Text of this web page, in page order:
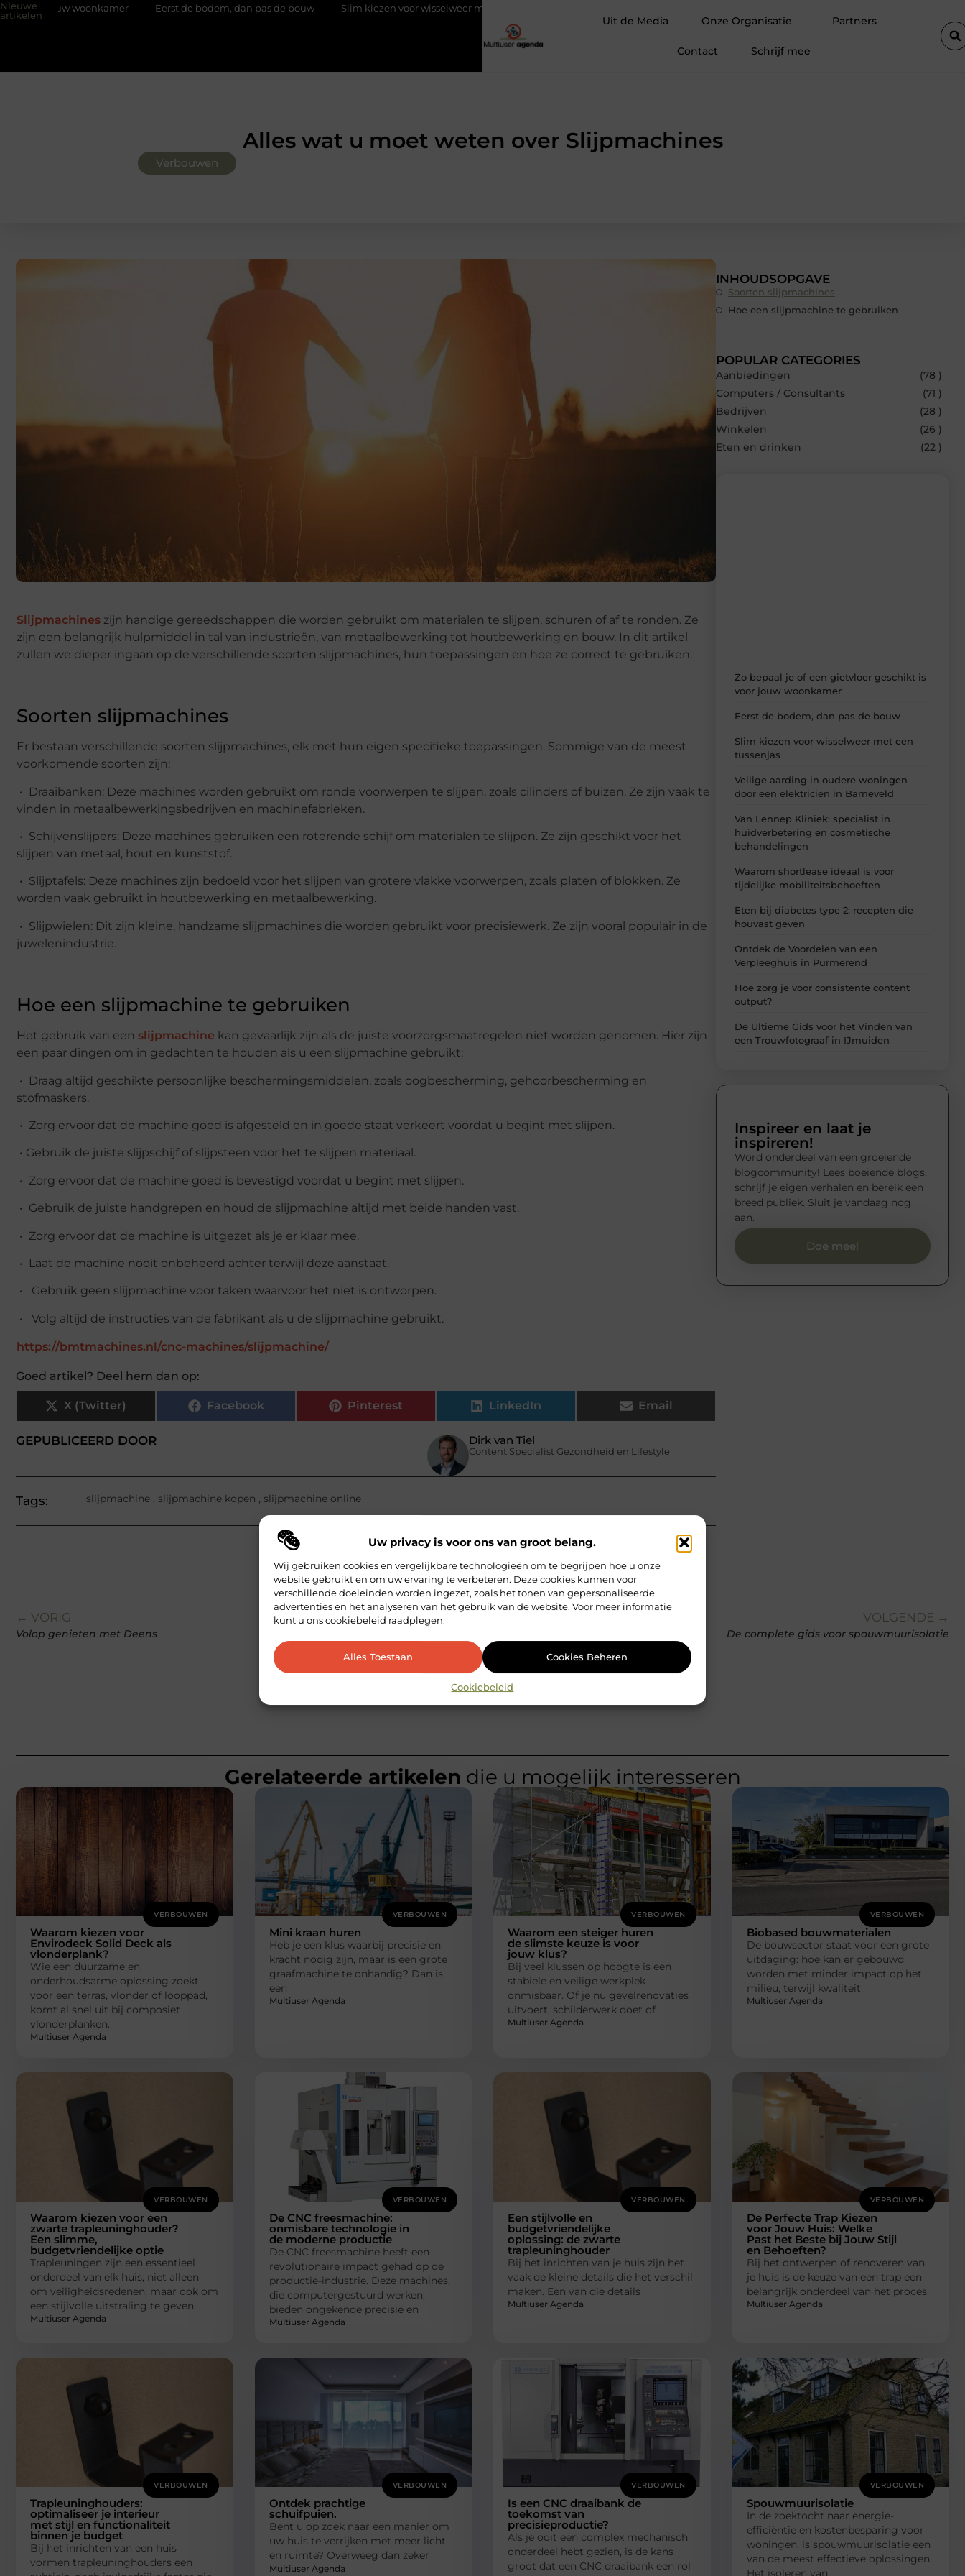
Uw privacy is voor ons van groot belang.
Wij gebruiken cookies en vergelijkbare technologieën om te begrijpen hoe u onze
website gebruikt en om uw ervaring te verbeteren. Deze cookies kunnen voor
verschillende doeleinden worden ingezet, zoals het tonen van gepersonaliseerde
advertenties en het analyseren van het gebruik van de website. Voor meer informatie
kunt u ons cookiebeleid raadplegen.
Alles Toestaan Cookies Beheren
Cookiebeleid
Nieuwe
artikelen
Eerst de bodem, dan pas de bouw Slim kiezen voor wisselweer met een tussenjas
Uit de Media Onze Organisatie Partners
Contact Schrijf mee
Alles wat u moet weten over Slijpmachines
Verbouwen
Slijpmachines zijn handige gereedschappen die worden gebruikt om materialen te slijpen, schuren of af te ronden. Ze
zijn een belangrijk hulpmiddel in tal van industrieën, van metaalbewerking tot houtbewerking en bouw. In dit artikel
zullen we dieper ingaan op de verschillende soorten slijpmachines, hun toepassingen en hoe ze correct te gebruiken.
Soorten slijpmachines
Er bestaan verschillende soorten slijpmachines, elk met hun eigen specifieke toepassingen. Sommige van de meest
voorkomende soorten zijn:
• Draaibanken: Deze machines worden gebruikt om ronde voorwerpen te slijpen, zoals cilinders of buizen. Ze zijn vaak te
vinden in metaalbewerkingsbedrijven en machinefabrieken.
• Schijvenslijpers: Deze machines gebruiken een roterende schijf om materialen te slijpen. Ze zijn geschikt voor het
slijpen van metaal, hout en kunststof.
• Slijptafels: Deze machines zijn bedoeld voor het slijpen van grotere vlakke voorwerpen, zoals platen of blokken. Ze
worden vaak gebruikt in houtbewerking en metaalbewerking.
• Slijpwielen: Dit zijn kleine, handzame slijpmachines die worden gebruikt voor precisiewerk. Ze zijn vooral populair in de
juwelenindustrie.
Hoe een slijpmachine te gebruiken
Het gebruik van een slijpmachine kan gevaarlijk zijn als de juiste voorzorgsmaatregelen niet worden genomen. Hier zijn
een paar dingen om in gedachten te houden als u een slijpmachine gebruikt:
• Draag altijd geschikte persoonlijke beschermingsmiddelen, zoals oogbescherming, gehoorbescherming en
stofmaskers.
• Zorg ervoor dat de machine goed is afgesteld en in goede staat verkeert voordat u begint met slijpen.
• Gebruik de juiste slijpschijf of slijpsteen voor het te slijpen materiaal.
• Zorg ervoor dat de machine goed is bevestigd voordat u begint met slijpen.
• Gebruik de juiste handgrepen en houd de slijpmachine altijd met beide handen vast.
• Zorg ervoor dat de machine is uitgezet als je er klaar mee.
• Laat de machine nooit onbeheerd achter terwijl deze aanstaat.
• Gebruik geen slijpmachine voor taken waarvoor het niet is ontworpen.
• Volg altijd de instructies van de fabrikant als u de slijpmachine gebruikt.
https://bmtmachines.nl/cnc-machines/slijpmachine/
Goed artikel? Deel hem dan op:
X (Twitter) Facebook Pinterest LinkedIn Email
GEPUBLICEERD DOOR Dirk van Tiel
Content Specialist Gezondheid en Lifestyle
Tags: slijpmachine, slijpmachine kopen , slijpmachine online
INHOUDSOPGAVE
Soorten slijpmachines
Hoe een slijpmachine te gebruiken
POPULAR CATEGORIES
Aanbiedingen
(78 )
Computers / Consultants
(71 )
Bedrijven
(28 )
Winkelen
(26 )
Eten en drinken
(22 )
Zo bepaal je of een gietvloer geschikt is
voor jouw woonkamer
Eerst de bodem, dan pas de bouw
Slim kiezen voor wisselweer met een
tussenjas
Veilige aarding in oudere woningen
door een elektricien in Barneveld
Van Lennep Kliniek: specialist in
huidverbetering en cosmetische
behandelingen
Waarom shortlease ideaal is voor
tijdelijke mobiliteitsbehoeften
Eten bij diabetes type 2: recepten die
houvast geven
Ontdek de Voordelen van een
Verpleeghuis in Purmerend
Hoe zorg je voor consistente content
output?
De Ultieme Gids voor het Vinden van
een Trouwfotograaf in IJmuiden
Inspireer en laat je
inspireren!
Word onderdeel van een groeiende
blogcommunity! Lees boeiende blogs,
schrijf je eigen verhalen en bereik een
breed publiek. Sluit je vandaag nog
aan.
Doe mee!
← VORIG
Volop genieten met Deens
VOLGENDE →
De complete gids voor spouwmuurisolatie
Gerelateerde artikelen die u mogelijk interesseren
VERBOUWEN
Waarom kiezen voor
Envirodeck Solid Deck als
vlonderplank?
Wie een duurzame en
onderhoudsarme oplossing zoekt
voor een terras, vlonder of looppad,
komt al snel uit bij composiet
vlonderplanken.
Multiuser Agenda
VERBOUWEN
Mini kraan huren
Heb je een klus waarbij precisie en
kracht nodig zijn, maar is een grote
graafmachine te onhandig? Dan is
een
Multiuser Agenda
VERBOUWEN
Waarom een steiger huren
de slimste keuze is voor
jouw klus?
Bij veel klussen op hoogte is een
stabiele en veilige werkplek
onmisbaar. Of je nu gevelrenovaties
uitvoert, schilderwerk doet of
Multiuser Agenda
VERBOUWEN
Biobased bouwmaterialen
De bouwsector staat voor een grote
uitdaging: hoe kan er gebouwd
worden met minder impact op het
milieu, terwijl kwaliteit
Multiuser Agenda
VERBOUWEN
Waarom kiezen voor een
zwarte trapleuninghouder?
Een slimme,
budgetvriendelijke optie
Trapleuningen zijn een essentieel
onderdeel van elk huis, niet alleen
om veiligheidsredenen, maar ook om
een stijlvolle uitstraling te geven
Multiuser Agenda
VERBOUWEN
De CNC freesmachine:
onmisbare technologie in
de moderne productie
De CNC freesmachine heeft een
revolutionaire impact gehad op de
productie-industrie. Deze machines,
die computergestuurd werken,
bieden ongekende precisie en
Multiuser Agenda
VERBOUWEN
Een stijlvolle en
budgetvriendelijke
oplossing: de zwarte
trapleuninghouder
Bij het inrichten van je huis zijn het
vaak de kleine details die het verschil
maken. Een van die details
Multiuser Agenda
VERBOUWEN
De Perfecte Trap Kiezen
voor Jouw Huis: Welke
Past het Beste bij Jouw Stijl
en Behoeften?
Bij het ontwerpen of renoveren van
je huis is de keuze van een trap een
belangrijk onderdeel van het proces.
Multiuser Agenda
VERBOUWEN
Trapleuninghouders:
optimaliseer je interieur
met stijl en functionaliteit
binnen je budget
Bij het inrichten van een huis
vormen trapleuninghouders een
VERBOUWEN
Ontdek prachtige
schuifpuien.
Bent u op zoek naar een manier om
uw huis te verrijken met meer licht
en ruimte? Overweeg dan zeker
Multiuser Agenda
VERBOUWEN
Is een CNC draaibank de
toekomst van
precisieproductie?
Als je ooit een complex mechanisch
onderdeel hebt gezien, is de kans
groot dat een CNC draaibank een rol
VERBOUWEN
Spouwmuurisolatie
In de zoektocht naar energie-
efficiëntie en kostenbesparing voor
woningen, is spouwmuurisolatie een
van de meest effectieve oplossingen.
Het isoleren van